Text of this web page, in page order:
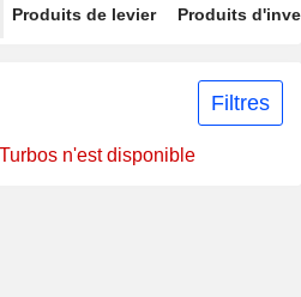
Produits de levier Produits
Filtres
n'est disponible